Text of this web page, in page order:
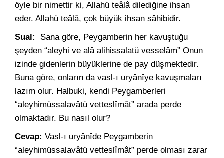
öyle bir nimettir ki, Allahü teâlâ dilediğine ihsan
eder. Allahü teâlâ, çok büyük ihsan sâhibidir.
Sual: Sana göre, Peygamberin her kavuştuğu
şeyden “aleyhi ve alâ alihissalatü vesselâm” Onun
izinde gidenlerin büyüklerine de pay düşmektedir.
Buna göre, onların da vasl-ı uryânîye kavuşmaları
lazım olur. Halbuki, kendi Peygamberleri
“aleyhimüssalavâtü vetteslîmât” arada perde
olmaktadır. Bu nasıl olur?
Cevap: Vasl-ı uryânîde Peygamberin
“aleyhimüssalavâtü vetteslîmât” perde olması zarar